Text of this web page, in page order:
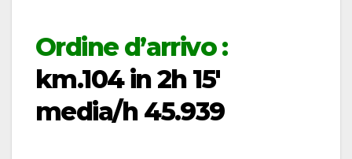
Ordine d’arrivo :
km.104 in 2h 15′
media/h 45.939